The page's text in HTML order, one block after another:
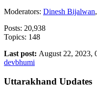
Moderators: Dinesh Bijalwan,
Posts: 20,938
Topics: 148
Last post: August 22, 2023,
devbhumi
Uttarakhand Updates